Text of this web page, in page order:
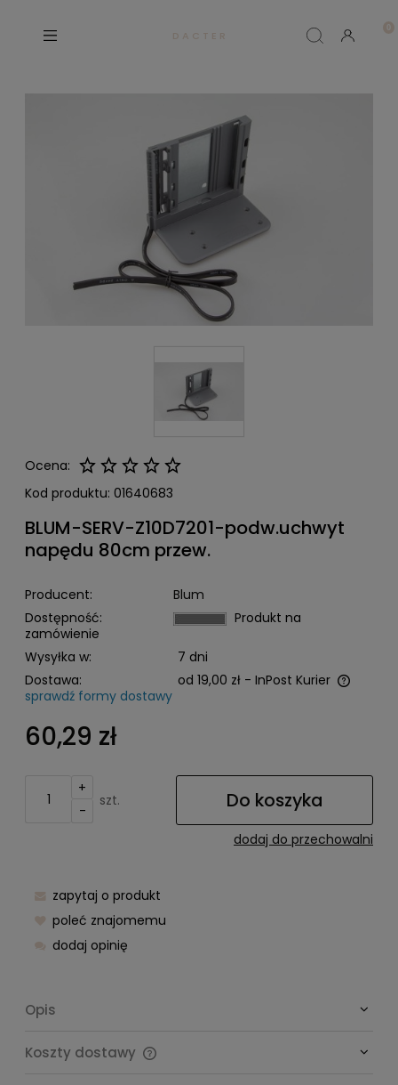
D A C T E R
Ocena:
Kod produktu: 01640683
BLUM-SERV-Z10D7201-podw.uchwyt
napędu 80cm przew.
Producent:
Blum
Dostępność:
Produkt na
zamówienie
Wysyłka w:
7 dni
Dostawa:
od 19,00 zł - InPost Kurier
Cena nie zawiera ewentualnych kosztów płatności
sprawdź formy dostawy
60,29 zł
+
-
szt. Do koszyka
dodaj do przechowalni
zapytaj o produkt
poleć znajomemu
dodaj opinię
Opis
Koszty dostawy